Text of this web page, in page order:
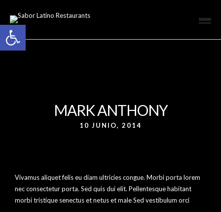
Open toolbar
MARK ANTHONY
10 JUNIO, 2014
Vivamus aliquet felis eu diam ultricies congue. Morbi porta lorem
nec consectetur porta. Sed quis dui elit. Pellentesque habitant
morbi tristique senectus et netus et male Sed vestibulum orci